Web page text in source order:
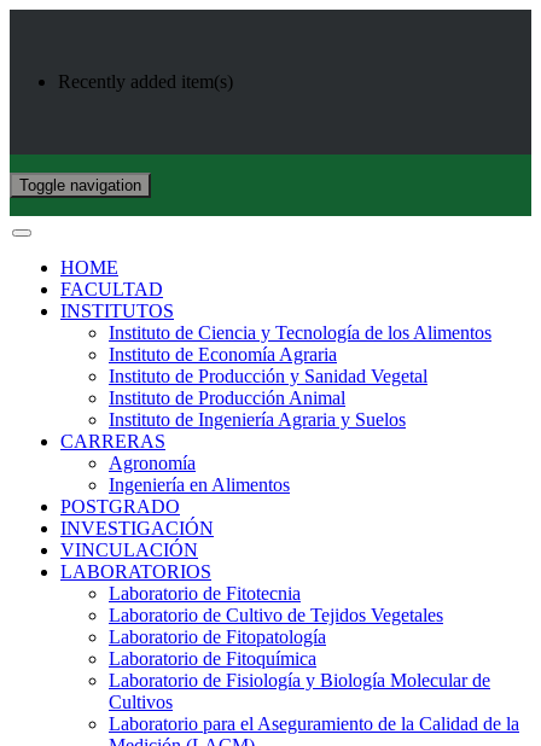
Recently added item(s)
Toggle navigation
HOME
FACULTAD
INSTITUTOS
Instituto de Ciencia y Tecnología de los Alimentos
Instituto de Economía Agraria
Instituto de Producción y Sanidad Vegetal
Instituto de Producción Animal
Instituto de Ingeniería Agraria y Suelos
CARRERAS
Agronomía
Ingeniería en Alimentos
POSTGRADO
INVESTIGACIÓN
VINCULACIÓN
LABORATORIOS
Laboratorio de Fitotecnia
Laboratorio de Cultivo de Tejidos Vegetales
Laboratorio de Fitopatología
Laboratorio de Fitoquímica
Laboratorio de Fisiología y Biología Molecular de
Cultivos
Laboratorio para el Aseguramiento de la Calidad de la